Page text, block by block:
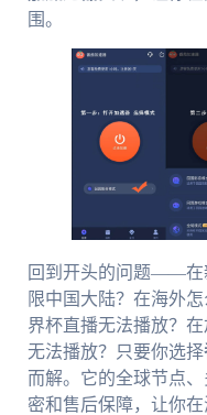
围。
回到开头的问题——在
限中国大陆？在海外
界杯直播无法播放？
无法播放？只要你选择
而解。它的全球节点
密和售后保障，让你